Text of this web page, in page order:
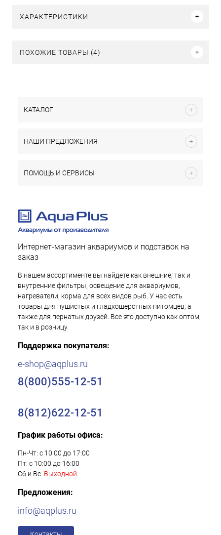
ХАРАКТЕРИСТИКИ
ПОХОЖИЕ ТОВАРЫ (4)
КАТАЛОГ
НАШИ ПРЕДЛОЖЕНИЯ
ПОМОЩЬ И СЕРВИСЫ
Интернет-магазин аквариумов и подставок на
заказ
В нашем ассортименте вы найдете как внешние, так и
внутренние фильтры, освещение для аквариумов,
нагреватели, корма для всех видов рыб. У нас есть
товары для пушистых и гладкошерстных питомцев, а
также для пернатых друзей. Все это доступно как оптом,
так и в розницу.
Поддержка покупателя:
e-shop@aqplus.ru
8(800)555-12-51
8(812)622-12-51
График работы офиса:
Пн-Чт: с 10:00 до 17:00
Пт: с 10:00 до 16:00
Сб и Вс: Выходной
Предложения:
info@aqplus.ru